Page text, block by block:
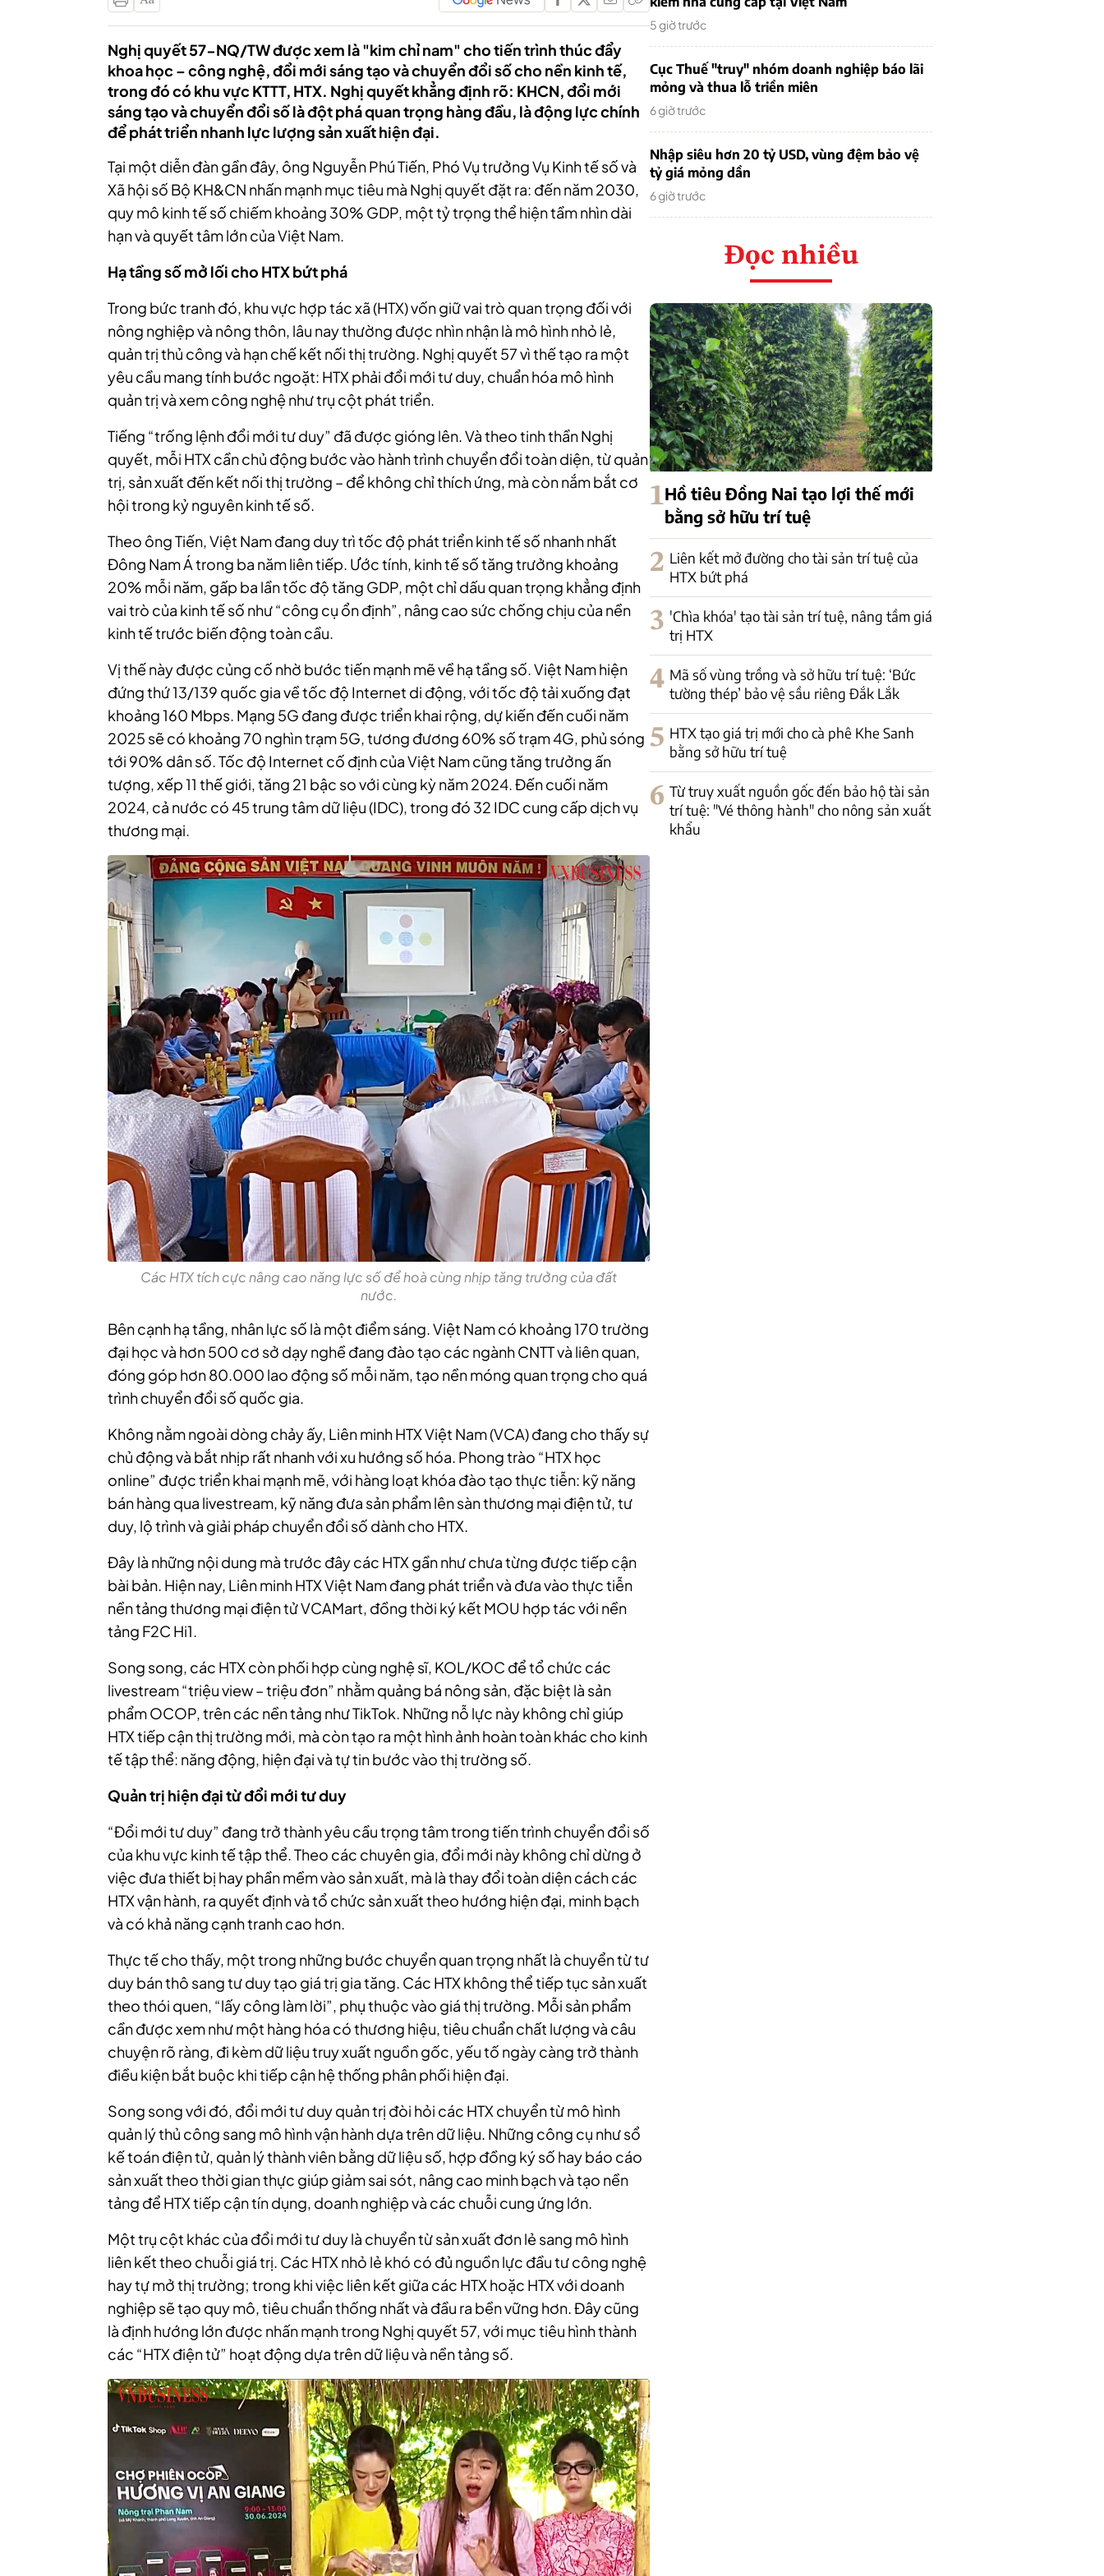
Nghị quyết 57-NQ/TW được xem là "kim chỉ nam" cho tiến trình thúc đẩy
khoa học – công nghệ, đổi mới sáng tạo và chuyển đổi số cho nền kinh tế,
trong đó có khu vực KTTT, HTX. Nghị quyết khẳng định rõ: KHCN, đổi mới
sáng tạo và chuyển đổi số là đột phá quan trọng hàng đầu, là động lực chính
để phát triển nhanh lực lượng sản xuất hiện đại.
Tại một diễn đàn gần đây, ông Nguyễn Phú Tiến, Phó Vụ trưởng Vụ Kinh tế số và
Xã hội số Bộ KH&CN nhấn mạnh mục tiêu mà Nghị quyết đặt ra: đến năm 2030,
quy mô kinh tế số chiếm khoảng 30% GDP, một tỷ trọng thể hiện tầm nhìn dài
hạn và quyết tâm lớn của Việt Nam.
Hạ tầng số mở lối cho HTX bứt phá
Trong bức tranh đó, khu vực hợp tác xã (HTX) vốn giữ vai trò quan trọng đối với
nông nghiệp và nông thôn, lâu nay thường được nhìn nhận là mô hình nhỏ lẻ,
quản trị thủ công và hạn chế kết nối thị trường. Nghị quyết 57 vì thế tạo ra một
yêu cầu mang tính bước ngoặt: HTX phải đổi mới tư duy, chuẩn hóa mô hình
quản trị và xem công nghệ như trụ cột phát triển.
Tiếng “trống lệnh đổi mới tư duy” đã được gióng lên. Và theo tinh thần Nghị
quyết, mỗi HTX cần chủ động bước vào hành trình chuyển đổi toàn diện, từ quản
trị, sản xuất đến kết nối thị trường – để không chỉ thích ứng, mà còn nắm bắt cơ
hội trong kỷ nguyên kinh tế số.
Theo ông Tiến, Việt Nam đang duy trì tốc độ phát triển kinh tế số nhanh nhất
Đông Nam Á trong ba năm liên tiếp. Ước tính, kinh tế số tăng trưởng khoảng
20% mỗi năm, gấp ba lần tốc độ tăng GDP, một chỉ dấu quan trọng khẳng định
vai trò của kinh tế số như “công cụ ổn định”, nâng cao sức chống chịu của nền
kinh tế trước biến động toàn cầu.
Vị thế này được củng cố nhờ bước tiến mạnh mẽ về hạ tầng số. Việt Nam hiện
đứng thứ 13/139 quốc gia về tốc độ Internet di động, với tốc độ tải xuống đạt
khoảng 160 Mbps. Mạng 5G đang được triển khai rộng, dự kiến đến cuối năm
2025 sẽ có khoảng 70 nghìn trạm 5G, tương đương 60% số trạm 4G, phủ sóng
tới 90% dân số. Tốc độ Internet cố định của Việt Nam cũng tăng trưởng ấn
tượng, xếp 11 thế giới, tăng 21 bậc so với cùng kỳ năm 2024. Đến cuối năm
2024, cả nước có 45 trung tâm dữ liệu (IDC), trong đó 32 IDC cung cấp dịch vụ
thương mại.
Các HTX tích cực nâng cao năng lực số để hoà cùng nhịp tăng trưởng của đất
nước.
Bên cạnh hạ tầng, nhân lực số là một điểm sáng. Việt Nam có khoảng 170 trường
đại học và hơn 500 cơ sở dạy nghề đang đào tạo các ngành CNTT và liên quan,
đóng góp hơn 80.000 lao động số mỗi năm, tạo nền móng quan trọng cho quá
trình chuyển đổi số quốc gia.
Không nằm ngoài dòng chảy ấy, Liên minh HTX Việt Nam (VCA) đang cho thấy sự
chủ động và bắt nhịp rất nhanh với xu hướng số hóa. Phong trào “HTX học
online” được triển khai mạnh mẽ, với hàng loạt khóa đào tạo thực tiễn: kỹ năng
bán hàng qua livestream, kỹ năng đưa sản phẩm lên sàn thương mại điện tử, tư
duy, lộ trình và giải pháp chuyển đổi số dành cho HTX.
Đây là những nội dung mà trước đây các HTX gần như chưa từng được tiếp cận
bài bản. Hiện nay, Liên minh HTX Việt Nam đang phát triển và đưa vào thực tiễn
nền tảng thương mại điện tử VCAMart, đồng thời ký kết MOU hợp tác với nền
tảng F2C Hi1.
Song song, các HTX còn phối hợp cùng nghệ sĩ, KOL/KOC để tổ chức các
livestream “triệu view – triệu đơn” nhằm quảng bá nông sản, đặc biệt là sản
phẩm OCOP, trên các nền tảng như TikTok. Những nỗ lực này không chỉ giúp
HTX tiếp cận thị trường mới, mà còn tạo ra một hình ảnh hoàn toàn khác cho kinh
tế tập thể: năng động, hiện đại và tự tin bước vào thị trường số.
Quản trị hiện đại từ đổi mới tư duy
“Đổi mới tư duy” đang trở thành yêu cầu trọng tâm trong tiến trình chuyển đổi số
của khu vực kinh tế tập thể. Theo các chuyên gia, đổi mới này không chỉ dừng ở
việc đưa thiết bị hay phần mềm vào sản xuất, mà là thay đổi toàn diện cách các
HTX vận hành, ra quyết định và tổ chức sản xuất theo hướng hiện đại, minh bạch
và có khả năng cạnh tranh cao hơn.
Thực tế cho thấy, một trong những bước chuyển quan trọng nhất là chuyển từ tư
duy bán thô sang tư duy tạo giá trị gia tăng. Các HTX không thể tiếp tục sản xuất
theo thói quen, “lấy công làm lời”, phụ thuộc vào giá thị trường. Mỗi sản phẩm
cần được xem như một hàng hóa có thương hiệu, tiêu chuẩn chất lượng và câu
chuyện rõ ràng, đi kèm dữ liệu truy xuất nguồn gốc, yếu tố ngày càng trở thành
điều kiện bắt buộc khi tiếp cận hệ thống phân phối hiện đại.
Song song với đó, đổi mới tư duy quản trị đòi hỏi các HTX chuyển từ mô hình
quản lý thủ công sang mô hình vận hành dựa trên dữ liệu. Những công cụ như sổ
kế toán điện tử, quản lý thành viên bằng dữ liệu số, hợp đồng ký số hay báo cáo
sản xuất theo thời gian thực giúp giảm sai sót, nâng cao minh bạch và tạo nền
tảng để HTX tiếp cận tín dụng, doanh nghiệp và các chuỗi cung ứng lớn.
Một trụ cột khác của đổi mới tư duy là chuyển từ sản xuất đơn lẻ sang mô hình
liên kết theo chuỗi giá trị. Các HTX nhỏ lẻ khó có đủ nguồn lực đầu tư công nghệ
hay tự mở thị trường; trong khi việc liên kết giữa các HTX hoặc HTX với doanh
nghiệp sẽ tạo quy mô, tiêu chuẩn thống nhất và đầu ra bền vững hơn. Đây cũng
là định hướng lớn được nhấn mạnh trong Nghị quyết 57, với mục tiêu hình thành
các “HTX điện tử” hoạt động dựa trên dữ liệu và nền tảng số.
5 giờ trước
Cục Thuế "truy" nhóm doanh nghiệp báo lãi
mỏng và thua lỗ triền miên
6 giờ trước
Nhập siêu hơn 20 tỷ USD, vùng đệm bảo vệ
tỷ giá mỏng dần
6 giờ trước
Đọc nhiều
1Hồ tiêu Đồng Nai tạo lợi thế mới
bằng sở hữu trí tuệ
2 Liên kết mở đường cho tài sản trí tuệ của
HTX bứt phá
3 'Chìa khóa' tạo tài sản trí tuệ, nâng tầm giá
trị HTX
4 Mã số vùng trồng và sở hữu trí tuệ: ‘Bức
tường thép’ bảo vệ sầu riêng Đắk Lắk
5 HTX tạo giá trị mới cho cà phê Khe Sanh
bằng sở hữu trí tuệ
6 Từ truy xuất nguồn gốc đến bảo hộ tài sản
trí tuệ: "Vé thông hành" cho nông sản xuất
khẩu